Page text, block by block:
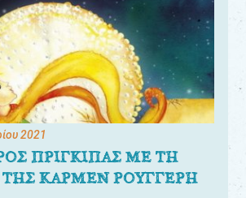
2021
ΠΡΙΓΚΙΠΑΣ ΜΕ ΤΗ
ΤΗΣ ΚΑΡΜΕΝ ΡΟΥΓΓΕΡΗ